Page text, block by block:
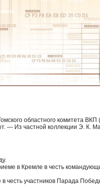
областного комитета
— Из частной коллекции Э. К.
в Кремле в честь
честь участников Парада